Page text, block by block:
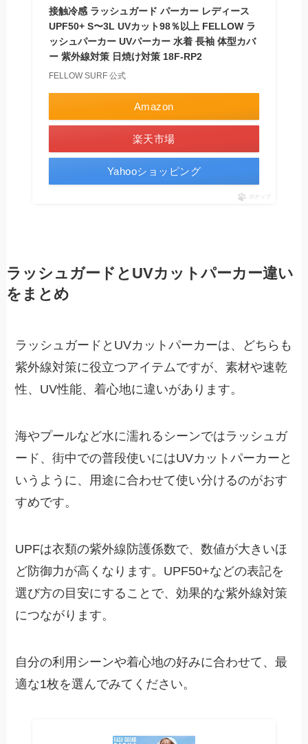
接触冷感 ラッシュガード パーカー レディース
UPF50+ S〜3L UVカット98％以上 FELLOW ラ
ッシュパーカー UVパーカー 水着 長袖 体型カバ
ー 紫外線対策 日焼け対策 18F-RP2
FELLOW SURF 公式
Amazon
楽天市場
Yahooショッピング
ポチップ
ラッシュガードとUVカットパーカー違い
をまとめ
ラッシュガードとUVカットパーカーは、どちらも
紫外線対策に役立つアイテムですが、素材や速乾
性、UV性能、着心地に違いがあります。
海やプールなど水に濡れるシーンではラッシュガ
ード、街中での普段使いにはUVカットパーカーと
いうように、用途に合わせて使い分けるのがおす
すめです。
UPFは衣類の紫外線防護係数で、数値が大きいほ
ど防御力が高くなります。UPF50+などの表記を
選び方の目安にすることで、効果的な紫外線対策
につながります。
自分の利用シーンや着心地の好みに合わせて、最
適な1枚を選んでみてください。